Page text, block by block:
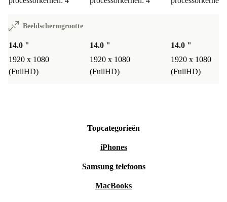
Beeldschermgrootte
14.0 "
1920 x 1080
(FullHD)
14.0 "
1920 x 1080
(FullHD)
14.0 "
1920 x 1080
(FullHD)
Topcategorieën
iPhones
Samsung telefoons
MacBooks